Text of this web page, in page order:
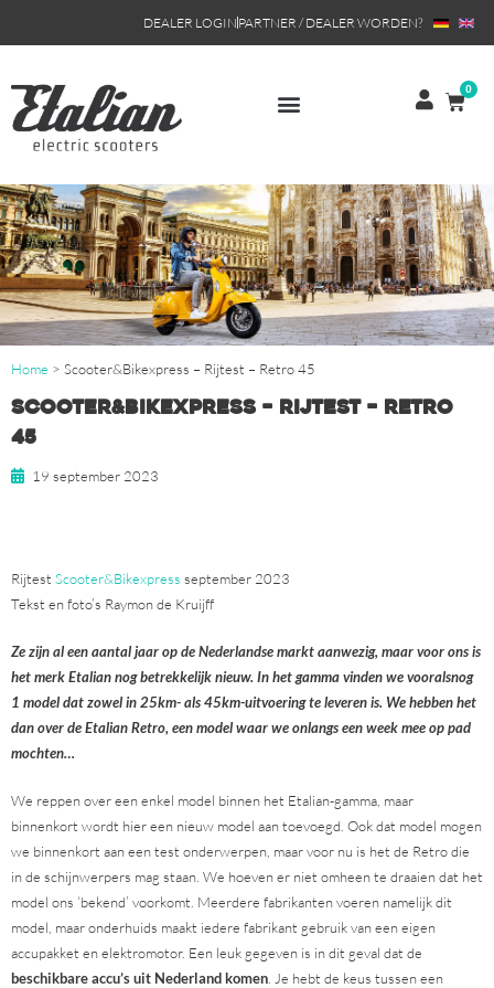
DEALER LOGIN PARTNER / DEALER WORDEN?
0
Home > Scooter&Bikexpress – Rijtest – Retro 45
Scooter&Bikexpress – Rijtest – Retro
45
19 september 2023
Rijtest Scooter&Bikexpress september 2023
Tekst en foto’s Raymon de Kruijff
Ze zijn al een aantal jaar op de Nederlandse markt aanwezig, maar voor ons is
het merk Etalian nog betrekkelijk nieuw. In het gamma vinden we vooralsnog
1 model dat zowel in 25km- als 45km-uitvoering te leveren is. We hebben het
dan over de Etalian Retro, een model waar we onlangs een week mee op pad
mochten…
We reppen over een enkel model binnen het Etalian-gamma, maar
binnenkort wordt hier een nieuw model aan toevoegd. Ook dat model mogen
we binnenkort aan een test onderwerpen, maar voor nu is het de Retro die
in de schijnwerpers mag staan. We hoeven er niet omheen te draaien dat het
model ons ‘bekend’ voorkomt. Meerdere fabrikanten voeren namelijk dit
model, maar onderhuids maakt iedere fabrikant gebruik van een eigen
accupakket en elektromotor. Een leuk gegeven is in dit geval dat de
beschikbare accu’s uit Nederland komen . Je hebt de keus tussen een